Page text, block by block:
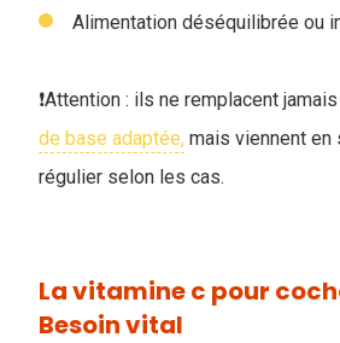
Alimentation déséquilibrée ou
❗Attention : ils ne remplacent
de base adaptée, mais viennent en
régulier selon les cas.
La vitamine c pour
Besoin vital